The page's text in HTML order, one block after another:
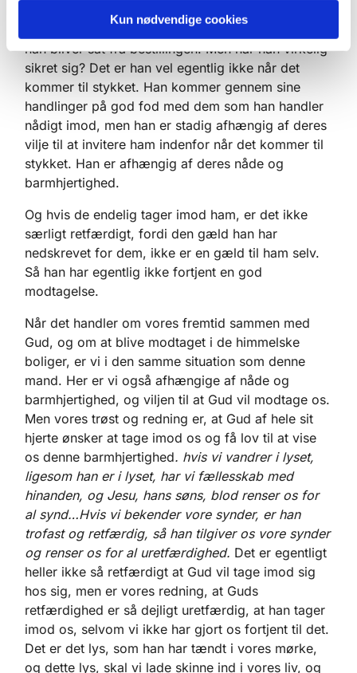
Kun nødvendige cookies
at gøre det som han nu engang gør. Han ønsker at
nogen skal tage imod ham og tage sig af ham, når
han bliver sat fra bestillingen. Men har han virkelig
sikret sig? Det er han vel egentlig ikke når det
kommer til stykket. Han kommer gennem sine
handlinger på god fod med dem som han handler
nådigt imod, men han er stadig afhængig af deres
vilje til at invitere ham indenfor når det kommer til
stykket. Han er afhængig af deres nåde og
barmhjertighed.
Og hvis de endelig tager imod ham, er det ikke
særligt retfærdigt, fordi den gæld han har
nedskrevet for dem, ikke er en gæld til ham selv.
Så han har egentlig ikke fortjent en god
modtagelse.
Når det handler om vores fremtid sammen med
Gud, og om at blive modtaget i de himmelske
boliger, er vi i den samme situation som denne
mand. Her er vi også afhængige af nåde og
barmhjertighed, og viljen til at Gud vil modtage os.
Men vores trøst og redning er, at Gud af hele sit
hjerte ønsker at tage imod os og få lov til at vise
os denne barmhjertighed. hvis vi vandrer i lyset,
ligesom han er i lyset, har vi fællesskab med
hinanden, og Jesu, hans søns, blod renser os for
al synd…Hvis vi bekender vore synder, er han
trofast og retfærdig, så han tilgiver os vore synder
og renser os for al uretfærdighed. Det er egentligt
heller ikke så retfærdigt at Gud vil tage imod sig
hos sig, men er vores redning, at Guds
retfærdighed er så dejligt uretfærdig, at han tager
imod os, selvom vi ikke har gjort os fortjent til det.
Det er det lys, som han har tændt i vores mørke,
og dette lys, skal vi lade skinne ind i vores liv, og